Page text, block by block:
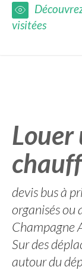
visitées
Louer
devis bus à
organisés ou
Champagne
Sur des
autour du